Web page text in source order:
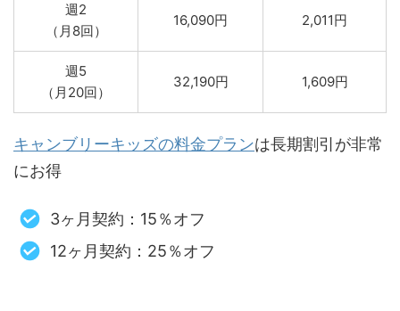
週2
（月8回）
16,090円 2,011円
週5
（月20回）
32,190円 1,609円
キャンブリーキッズの料金プランは長期割引が非常
にお得
3ヶ月契約：15％オフ
12ヶ月契約：25％オフ